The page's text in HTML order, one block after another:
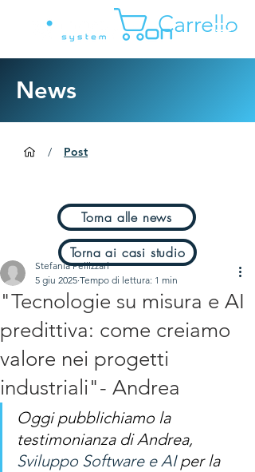
Carrello
News
/ Post
Torna alle news
"Tecnologie su misura e AI
predittiva: come creiamo
valore nei progetti
industriali"- Andrea
Stefania Pellizzari
5 giu 2025 Tempo di lettura: 1 min
Oggi pubblichiamo la
testimonianza di Andrea,
Sviluppo Software e AI per la
Torna ai casi studio